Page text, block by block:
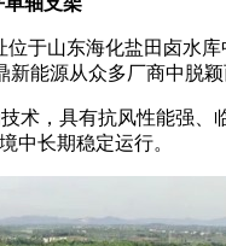
于山东海化盐田卤
能源从众多厂商中脱
，具有抗风性能强
中长期稳定运行。